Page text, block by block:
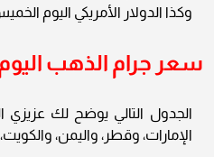
وكذا الدولار الأمريكي اليوم الخميس 25/12/
سعر جرام الذهب
الجدول التالي يوضح لك عزيزي
الإمارات، وقطر، واليمن، والكويت،